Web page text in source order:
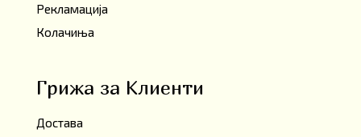
Рекламација
Колачиња
Грижа за Клиенти
Достава